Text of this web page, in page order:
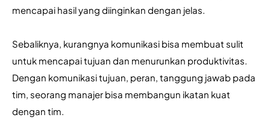
mencapai hasil yang diinginkan dengan jelas.
Sebaliknya, kurangnya komunikasi bisa membuat sulit
untuk mencapai tujuan dan menurunkan produktivitas.
Dengan komunikasi tujuan, peran, tanggung jawab pada
tim, seorang manajer bisa membangun ikatan kuat
dengan tim.